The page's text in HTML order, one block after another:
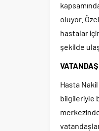
oluyor.
hastalar
şekilde
Hasta
bilgileriyle